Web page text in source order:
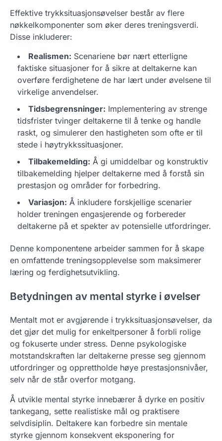
Effektive trykksituasjonsøvelser består av flere
nøkkelkomponenter som øker deres treningsverdi.
Disse inkluderer:
Realismen: Scenariene bør nært etterligne
faktiske situasjoner for å sikre at deltakerne kan
overføre ferdighetene de har lært under øvelsene til
virkelige anvendelser.
Tidsbegrensninger: Implementering av strenge
tidsfrister tvinger deltakerne til å tenke og handle
raskt, og simulerer den hastigheten som ofte er til
stede i høytrykkssituasjoner.
Tilbakemelding: Å gi umiddelbar og konstruktiv
tilbakemelding hjelper deltakerne med å forstå sin
prestasjon og områder for forbedring.
Variasjon: Å inkludere forskjellige scenarier
holder treningen engasjerende og forbereder
deltakerne på et spekter av potensielle utfordringer.
Denne komponentene arbeider sammen for å skape
en omfattende treningsopplevelse som maksimerer
læring og ferdighetsutvikling.
Betydningen av mental styrke i øvelser
Mentalt mot er avgjørende i trykksituasjonsøvelser, da
det gjør det mulig for enkeltpersoner å forbli rolige
og fokuserte under stress. Denne psykologiske
motstandskraften lar deltakerne presse seg gjennom
utfordringer og opprettholde høye prestasjonsnivåer,
selv når de står overfor motgang.
Å utvikle mental styrke innebærer å dyrke en positiv
tankegang, sette realistiske mål og praktisere
selvdisiplin. Deltakere kan forbedre sin mentale
styrke gjennom konsekvent eksponering for